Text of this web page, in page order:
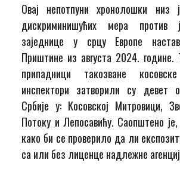
Овај непотпуни хронолошки низ
дискриминишућих мера против
заједнице у срцу Европе
Приштине из августа 2024. године.
припадници такозване
инспектори затворили су девет
Србије у: Косовској Митровици,
Потоку и Лепосавићу. Саопштено
како би се проверило да ли
са или без лиценце надлежне